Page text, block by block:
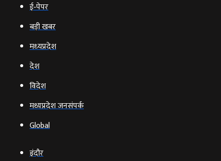
ई‑पेपर
बड़ी खबर
मध्‍यप्रदेश
देश
विदेश
मध्यप्रदेश जनसंपर्क
Global
इंदौर